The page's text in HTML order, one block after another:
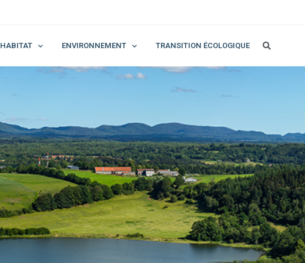
HABITAT ENVIRONNEMENT TRANSITION ÉCOLOGIQUE